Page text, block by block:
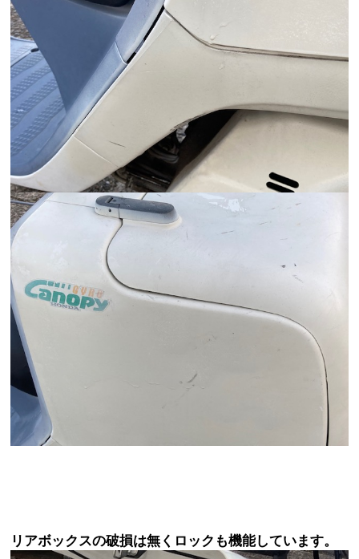
リアボックスの破損は無くロックも機能しています。